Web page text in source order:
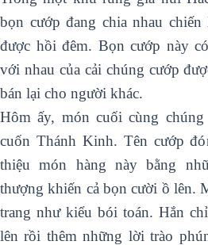
bọn cướp đang chia nhau
được hồi đêm. Bọn cướp này
với nhau của cải chúng cướp
bán lại cho người khác.
Hôm ấy, món cuối cùng
cuốn Thánh Kinh. Tên cướp
thiệu món hàng này bằng
thượng khiến cả bọn cười ồ lên.
trang như kiểu bói toán. Hắn
lên rồi thêm những lời trào